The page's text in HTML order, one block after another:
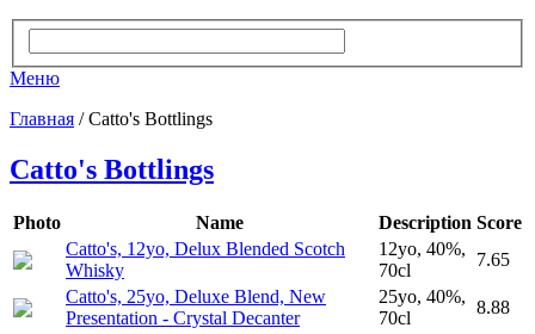
Меню
Главная / Catto's Bottlings
Catto's Bottlings
Photo Name Description Score
Catto's, 12yo, Delux Blended Scotch
Whisky
12yo, 40%,
70cl
7.65
Catto's, 25yo, Deluxe Blend, New
Presentation - Crystal Decanter
25yo, 40%,
70cl
8.88